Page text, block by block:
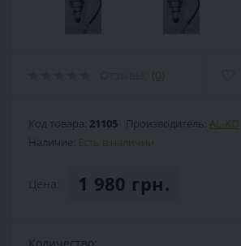
(0)
Код товара: 21105 Производитель: AL-KO
Наличие: Есть в наличии
1 980 грн.